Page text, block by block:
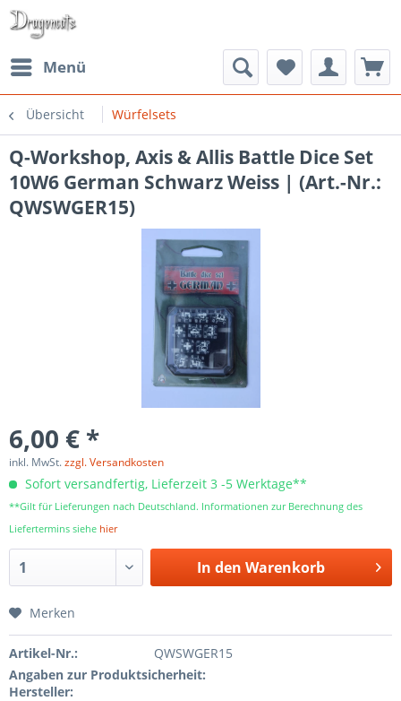
Menü
Übersicht Würfelsets
Q-Workshop, Axis & Allis Battle Dice Set
10W6 German Schwarz Weiss | (Art.-Nr.:
QWSWGER15)
6,00 € *
inkl. MwSt.zzgl. Versandkosten
Sofort versandfertig, Lieferzeit 3 -5 Werktage**
**Gilt für Lieferungen nach Deutschland. Informationen zur Berechnung des
Liefertermins siehe hier
In den Warenkorb
Merken
Artikel-Nr.:
QWSWGER15
Angaben zur Produktsicherheit:
Hersteller: